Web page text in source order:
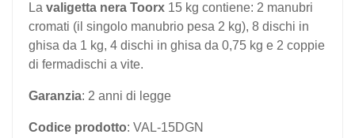
La valigetta nera Toorx 15 kg contiene: 2 manubri
cromati (il singolo manubrio pesa 2 kg), 8 dischi in
ghisa da 1 kg, 4 dischi in ghisa da 0,75 kg e 2 coppie
di fermadischi a vite.
Garanzia: 2 anni di legge
Codice prodotto: VAL-15DGN